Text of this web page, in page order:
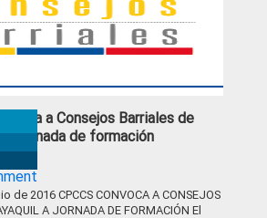
a Consejos Barriales de
a Jornada de formación
de 2016 CPCCS CONVOCA A CONSEJOS
A JORNADA DE FORMACIÓN El